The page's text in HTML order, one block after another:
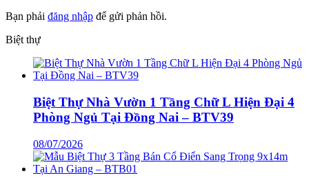
Bạn phải đăng nhập để gửi phản hồi.
Biệt thự
Biệt Thự Nhà Vườn 1 Tầng Chữ L Hiện Đại 4
Phòng Ngủ Tại Đồng Nai – BTV39
08/07/2026